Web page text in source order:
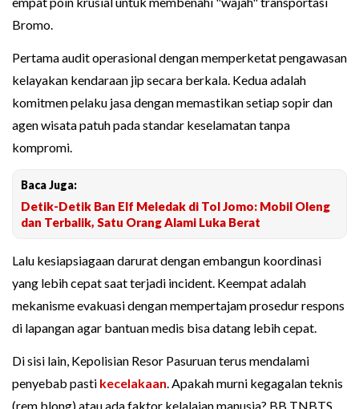
Bromo.
Pertama audit operasional dengan memperketat pengawasan
kelayakan kendaraan jip secara berkala. Kedua adalah
komitmen pelaku jasa dengan memastikan setiap sopir dan
agen wisata patuh pada standar keselamatan tanpa
kompromi.
Baca Juga:
Detik-Detik Ban Elf Meledak di Tol Jomo: Mobil Oleng
dan Terbalik, Satu Orang Alami Luka Berat
Lalu kesiapsiagaan darurat dengan embangun koordinasi
yang lebih cepat saat terjadi incident. Keempat adalah
mekanisme evakuasi dengan mempertajam prosedur respons
di lapangan agar bantuan medis bisa datang lebih cepat.
Di sisi lain, Kepolisian Resor Pasuruan terus mendalami
penyebab pasti kecelakaan. Apakah murni kegagalan teknis
(rem blong) atau ada faktor kelalaian manusia? BB TNBTS